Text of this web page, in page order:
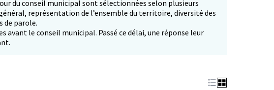
du conseil municipal sont sélectionnées selon plusieurs
représentation de l’ensemble du territoire, diversité des
de parole.
avant le conseil municipal. Passé ce délai, une réponse leur